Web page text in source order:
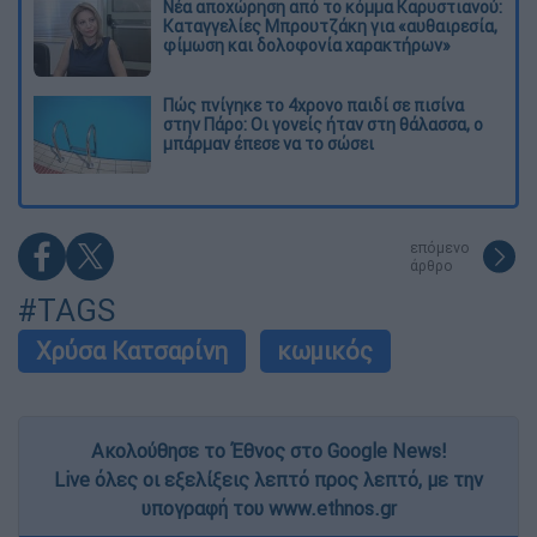
Νέα αποχώρηση από το κόμμα Καρυστιανού:
Καταγγελίες Μπρουτζάκη για «αυθαιρεσία,
φίμωση και δολοφονία χαρακτήρων»
Πώς πνίγηκε το 4χρονο παιδί σε πισίνα
στην Πάρο: Οι γονείς ήταν στη θάλασσα, ο
μπάρμαν έπεσε να το σώσει
επόμενο
άρθρο
#TAGS
Χρύσα Κατσαρίνη κωμικός
Ακολούθησε το Έθνος στο Google News!
Live όλες οι εξελίξεις λεπτό προς λεπτό, με την
υπογραφή του www.ethnos.gr